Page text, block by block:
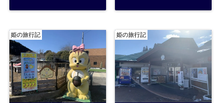
姫の旅行記 姫の旅行記